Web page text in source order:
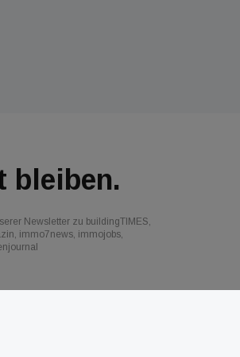
bleiben.
Newsletter zu buildingTIMES,
immo7news, immojobs,